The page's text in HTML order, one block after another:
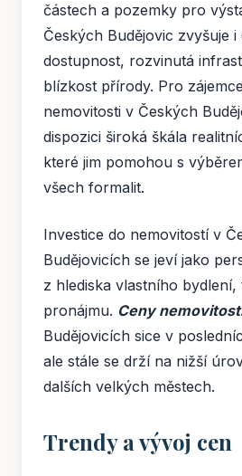
částech a pozemky pro
Českých Budějovic zvyšuje
dostupnost, rozvinutá
blízkost přírody. Pro
nemovitosti v Českých
dispozici široká škála
které jim pomohou s
všech formalit.
Investice do nemovitostí v
Budějovicích se jeví jako
z hlediska vlastního bydlení,
pronájmu. Ceny
Budějovicích sice v
ale stále se drží na nižší
dalších velkých městech.
Trendy a vývoj cen